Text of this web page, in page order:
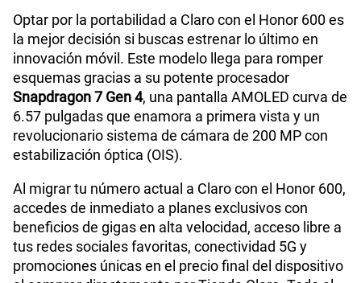
Optar por la portabilidad a Claro con el Honor 600 es
la mejor decisión si buscas estrenar lo último en
innovación móvil. Este modelo llega para romper
esquemas gracias a su potente procesador
Snapdragon 7 Gen 4, una pantalla AMOLED curva de
6.57 pulgadas que enamora a primera vista y un
revolucionario sistema de cámara de 200 MP con
estabilización óptica (OIS).
Al migrar tu número actual a Claro con el Honor 600,
accedes de inmediato a planes exclusivos con
beneficios de gigas en alta velocidad, acceso libre a
tus redes sociales favoritas, conectividad 5G y
promociones únicas en el precio final del dispositivo